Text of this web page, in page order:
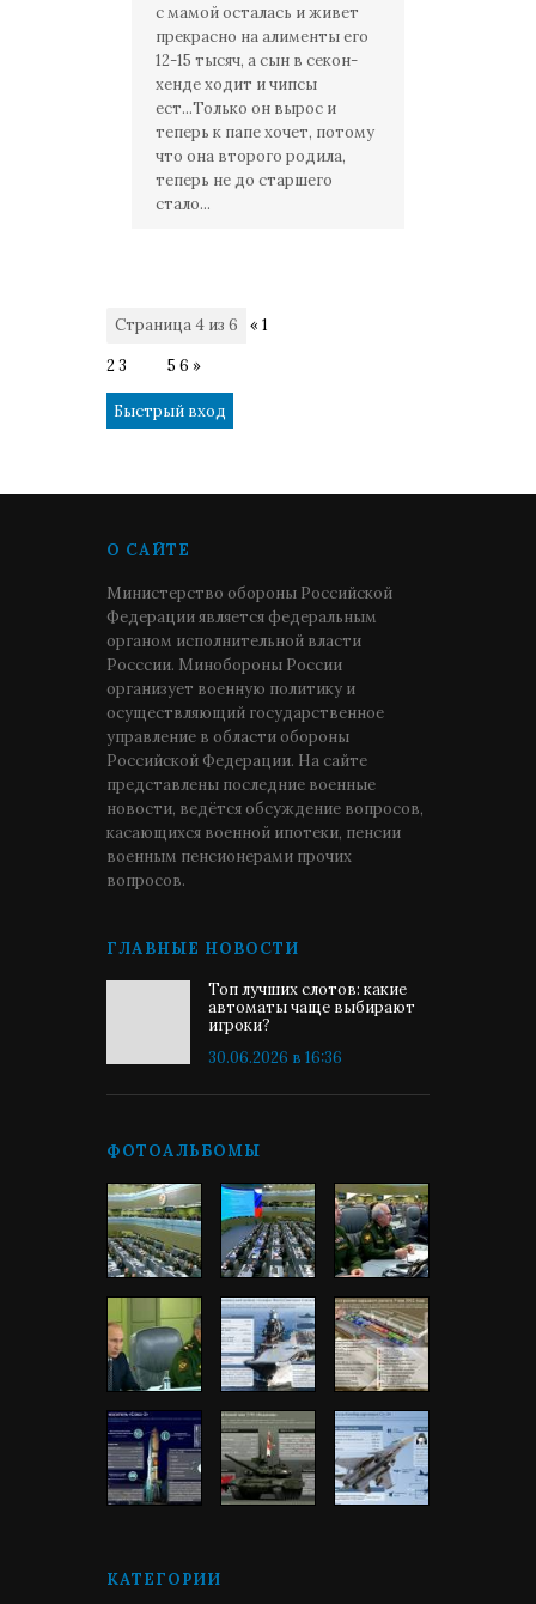
с мамой осталась и живет
прекрасно на алименты его
12-15 тысяч, а сын в секон-
хенде ходит и чипсы
ест...Только он вырос и
теперь к папе хочет, потому
что она второго родила,
теперь не до старшего
стало...
Страница4 из 6 « 1
2 3 5 6 »
О САЙТЕ
Министерство обороны Российской
Федерации является федеральным
органом исполнительной власти
Росссии. Минобороны России
организует военную политику и
осуществляющий государственное
управление в области обороны
Российской Федерации. На сайте
представлены последние военные
новости, ведётся обсуждение вопросов,
касающихся военной ипотеки, пенсии
военным пенсионерами прочих
вопросов.
ГЛАВНЫЕ НОВОСТИ
Топ лучших слотов: какие
автоматы чаще выбирают
игроки?
30.06.2026 в 16:36
ФОТОАЛЬБОМЫ
КАТЕГОРИИ